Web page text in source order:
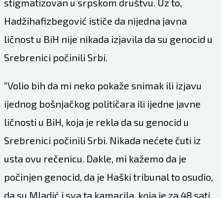
stigmatizovan u srpskom društvu. Uz to,
Hadžihafizbegović ističe da nijedna javna
ličnost u BiH nije nikada izjavila da su genocid u
Srebrenici počinili Srbi.
“Volio bih da mi neko pokaže snimak ili izjavu
ijednog bošnjačkog političara ili ijedne javne
ličnosti u BiH, koja je rekla da su genocid u
Srebrenici počinili Srbi. Nikada nećete čuti iz
usta ovu rečenicu. Dakle, mi kažemo da je
počinjen genocid, da je Haški tribunal to osudio,
da su Mladić i sva ta kamarila, koja je za 48 sati